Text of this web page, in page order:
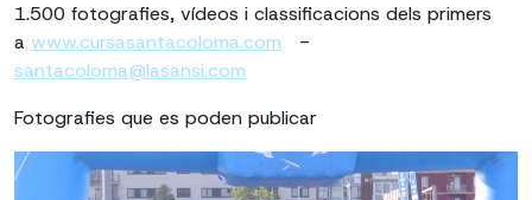
1.500 fotografies, vídeos i classificacions dels primers
a www.cursasantacoloma.com -
santacoloma@lasansi.com
Fotografies que es poden publicar